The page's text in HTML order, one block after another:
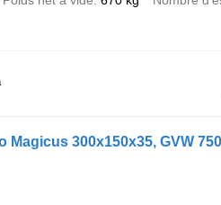
Magicus 300x150x35, GVW